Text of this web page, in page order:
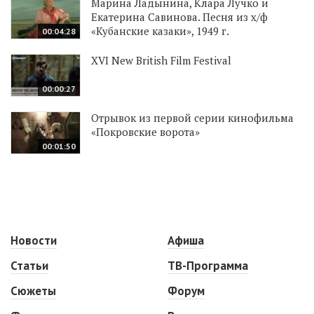
00:04:28
Марина Ладынина, Клара Лучко и
Екатерина Савинова. Песня из х/ф
«Кубанские казаки», 1949 г.
00:00:27
XVI New British Film Festival
00:01:50
Отрывок из первой серии кинофильма
«Покровские ворота»
Новости
Статьи
Сюжеты
Афиша
ТВ-Программа
Форум